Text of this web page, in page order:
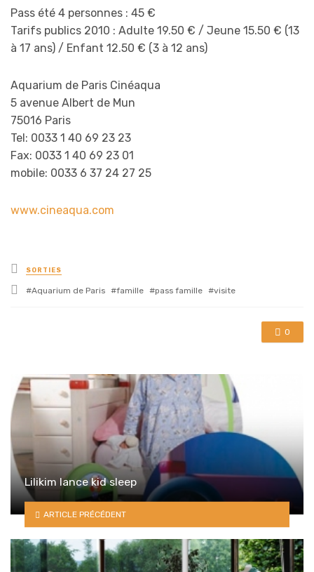
Pass été 4 personnes : 45 €
Tarifs publics 2010 : Adulte 19.50 € / Jeune 15.50 € (13
à 17 ans) / Enfant 12.50 € (3 à 12 ans)
Aquarium de Paris Cinéaqua
5 avenue Albert de Mun
75016 Paris
Tel: 0033 1 40 69 23 23
Fax: 0033 1 40 69 23 01
mobile: 0033 6 37 24 27 25
www.cineaqua.com
Posted
in
SORTIES
Tagged
Aquarium de Paris famille pass famille visite
0
Lilikim lance kid sleep
ARTICLE PRÉCÉDENT